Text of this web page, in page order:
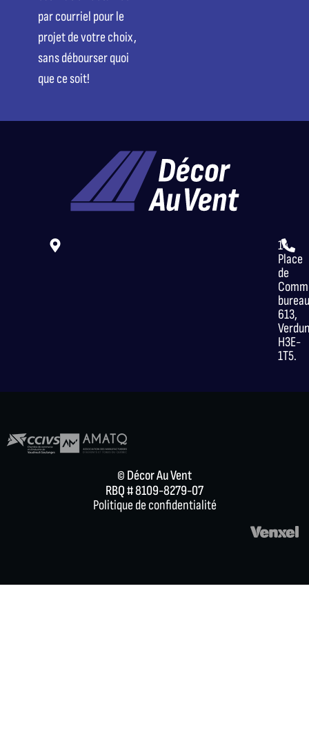
par courriel pour le
projet de votre choix,
sans débourser quoi
que ce soit!
14
Place
de
613,
H3E-
1T5.
© Décor Au Vent
RBQ # 8109-8279-07
Politique de confidentialité